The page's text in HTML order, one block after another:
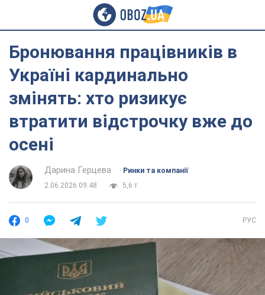
Бронювання працівників в
Україні кардинально
змінять: хто ризикує
втратити відстрочку вже до
осені
Дарина Герцева
Ринки та компанії
2.06.2026 09:48
5,6 т.
0 РУС